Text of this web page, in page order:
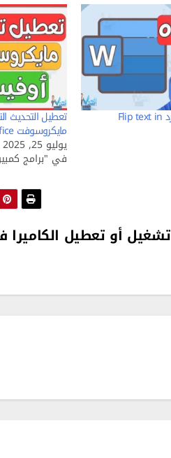
الكتابة بالمقلوب في الوورد Flip text in تعطيل التحديث
مايكروسوفت Microsoft Office
يوليو 25, 2025
في "برامج
تشغيل أو تعطيل الكاميرا